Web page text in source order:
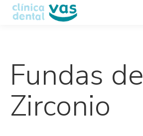
Fundas de
Zirconio